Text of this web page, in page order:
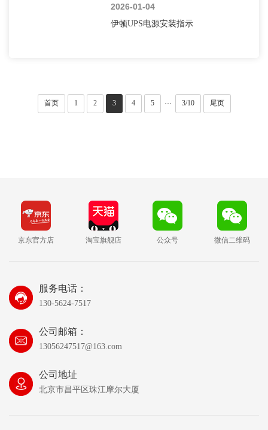
2026-01-04
伊顿UPS电源安装指示
首页 1 2 3 4 5 ··· 3/10 尾页
京东官方店 淘宝旗舰店 公众号 微信二维码
服务电话：
130-5624-7517
公司邮箱：
13056247517@163.com
公司地址
北京市昌平区珠江摩尔大厦